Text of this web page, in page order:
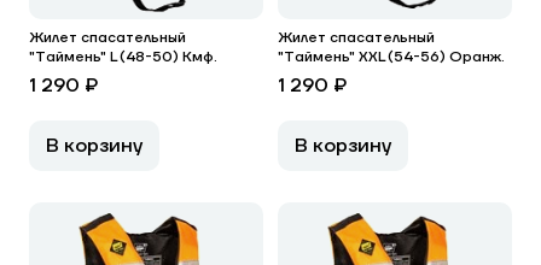
Жилет спасательный
"Таймень" L (48-50) Кмф.
1 290 ₽
В корзину
Жилет спасательный
"Таймень" XXL (54-56) Оранж.
1 290 ₽
В корзину